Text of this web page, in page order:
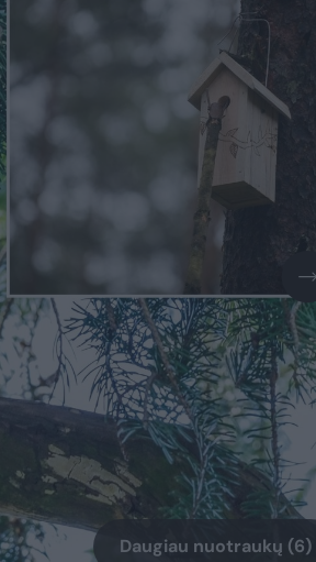
Daugiau nuotraukų (6)